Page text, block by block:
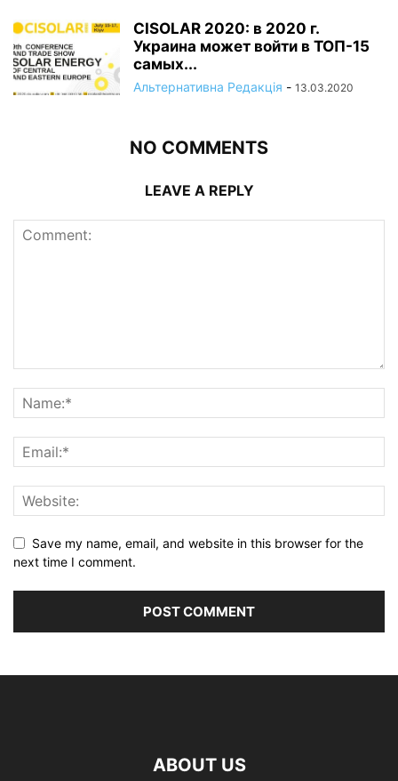
CISOLAR 2020: в 2020 г.
Украина может войти в ТОП-15
самых...
Альтернативна Редакція - 13.03.2020
NO COMMENTS
LEAVE A REPLY
Save my name, email, and website in this browser for the
next time I comment.
ABOUT US